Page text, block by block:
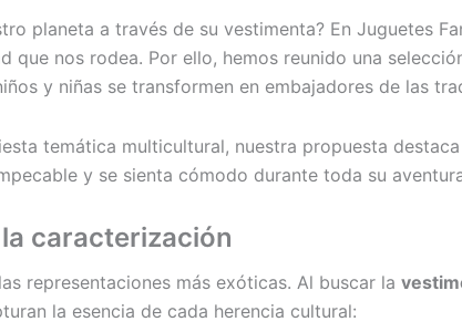
planeta a través de su vestimenta? En Juguetes
nos rodea. Por ello, hemos reunido una
y niñas se transformen en embajadores de las
temática multicultural, nuestra propuesta
y se sienta cómodo durante toda su
caracterización
representaciones más exóticas. Al buscar la
la esencia de cada herencia cultural: